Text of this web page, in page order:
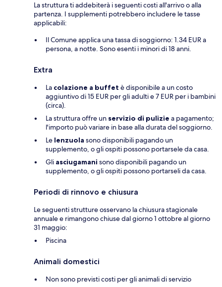
La struttura ti addebiterà i seguenti costi all'arrivo o alla
partenza. I supplementi potrebbero includere le tasse
applicabili:
Il Comune applica una tassa di soggiorno: 1.34 EUR a
persona, a notte. Sono esenti i minori di 18 anni.
Extra
La colazione a buffet è disponibile a un costo
aggiuntivo di 15 EUR per gli adulti e 7 EUR per i bambini
(circa).
La struttura offre un servizio di pulizie a pagamento;
l'importo può variare in base alla durata del soggiorno.
Le lenzuola sono disponibili pagando un
supplemento, o gli ospiti possono portarsele da casa.
Gli asciugamani sono disponibili pagando un
supplemento, o gli ospiti possono portarseli da casa.
Periodi di rinnovo e chiusura
Le seguenti strutture osservano la chiusura stagionale
annuale e rimangono chiuse dal giorno 1 ottobre al giorno
31 maggio:
Piscina
Animali domestici
Non sono previsti costi per gli animali di servizio